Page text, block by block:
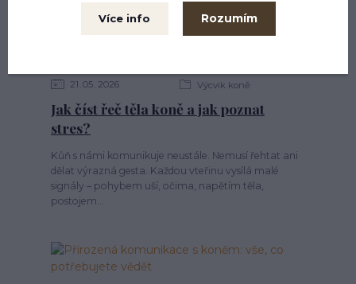
21 05 2026 Výcvik koně
Jak číst řeč těla koně a jak poznat
stres?
Kůň s námi komunikuje neustále. Nemusí řehtat ani
dělat výrazná gesta. Každou vteřinu vysílá malé
signály – pohybem uší, očima, napětím těla,
postojem...
Více info Rozumím